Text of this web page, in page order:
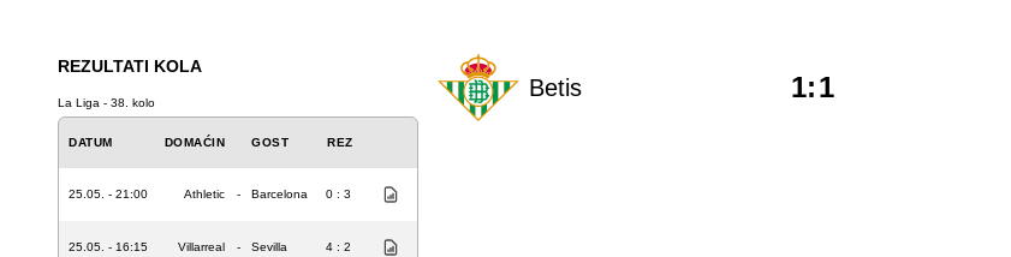
REZULTATI KOLA
La Liga - 38. kolo
DATUM DOMAĆIN GOST REZ
25.05. - 21:00 Athletic - Barcelona 0 : 3
25.05. - 16:15 Villarreal - Sevilla 4 : 2
Betis 1:1